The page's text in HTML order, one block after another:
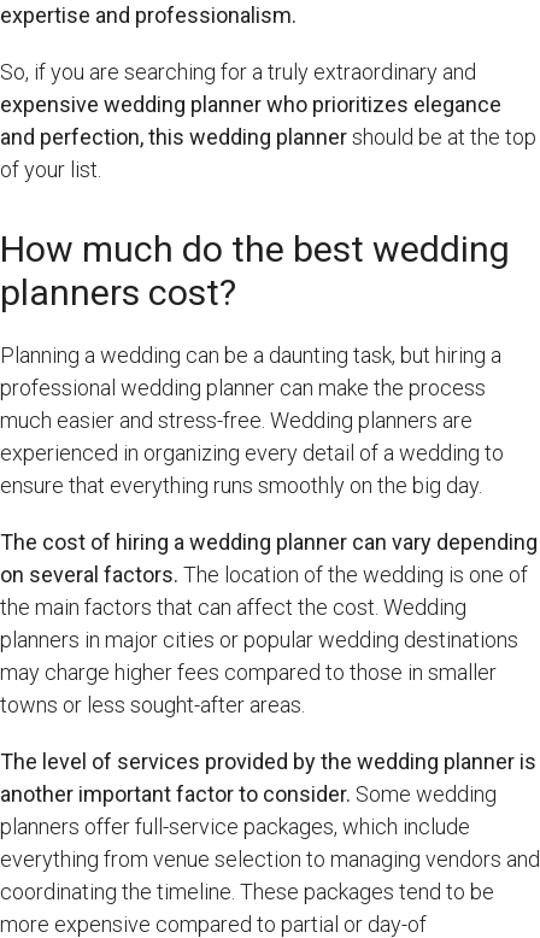
expertise and professionalism.
So, if you are searching for a truly extraordinary and
expensive wedding plannerwho prioritizes elegance
and perfection,this wedding plannershould be at the top
of your list.
How much do the best wedding
planners cost?
Planning a wedding can be a daunting task, but hiring a
professional wedding planner can make the process
much easier and stress-free. Wedding planners are
experienced in organizing every detail of a wedding to
ensure that everything runs smoothly on the big day.
The cost of hiring a wedding planner can vary depending
on several factors. The location of the wedding is one of
the main factors that can affect the cost. Wedding
planners in major cities or popular wedding destinations
may charge higher fees compared to those in smaller
towns or less sought-after areas.
The level of services provided by the wedding planner is
another important factor to consider. Some wedding
planners offer full-service packages, which include
everything from venue selection to managing vendors and
coordinating the timeline. These packages tend to be
more expensive compared to partial or day-of